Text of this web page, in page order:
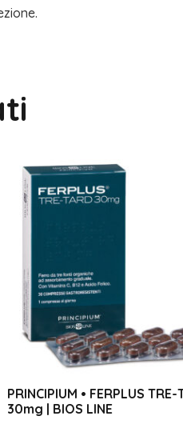
PRINCIPIUM • FERPLUS TRE-
30mg | BIOS LINE